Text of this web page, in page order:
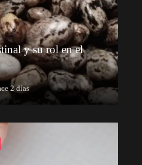
y su rol en el
2 días